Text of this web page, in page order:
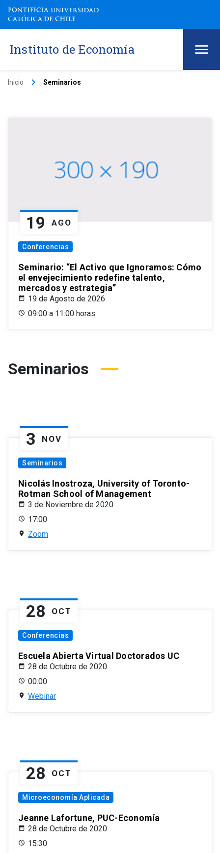
Instituto de Economía
Inicio keyboard_arrow_right Seminarios
19 AGO
Conferencias
Seminario: “El Activo que Ignoramos: Cómo
el envejecimiento redefine talento,
mercados y estrategia”
19 de Agosto de 2026
09:00 a 11:00 horas
Seminarios
3 NOV
Seminarios
Nicolás Inostroza, University of Toronto-
Rotman School of Management
3 de Noviembre de 2020
17:00
Zoom
28 OCT
Conferencias
Escuela Abierta Virtual Doctorados UC
28 de Octubre de 2020
00:00
Webinar
28 OCT
Microeconomía Aplicada
Jeanne Lafortune, PUC-Economía
28 de Octubre de 2020
15:30